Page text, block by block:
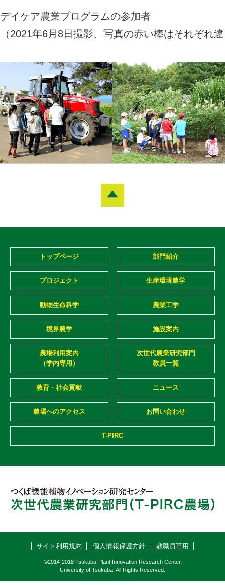
デイケア農業プログラムの参加者
（2021年6月8日撮影、写真の赤い棒はそれぞれ
トップページ 部門紹介
プロジェクト 生産環境農学
動物生命科学 農業工学
境界農学 施設案内
農場利用案内
（学内専用）
次世代農業研究部門
教員一覧
教育・社会貢献 ニュース
農場へのアクセス お問い合わせ
T-PIRC
サイト利用規約 個人情報保護方針 教職員専用
©2014-2018 Tsukuba-Plant Innovation Research Center,
University of Tsukuba. All Rights Reserved.